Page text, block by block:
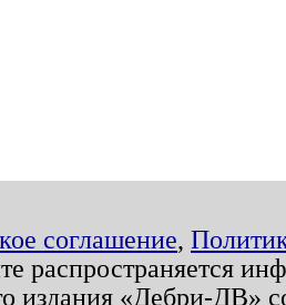
соглашение,
распространяется
издания «Дебри-ДВ»